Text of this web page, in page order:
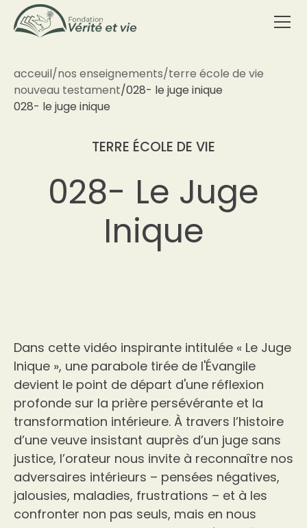
acceuil/nos enseignements/terre école de vie
nouveau testament/028- le juge inique
028- le juge inique
TERRE ÉCOLE DE VIE
028- Le Juge
Inique
Dans cette vidéo inspirante intitulée « Le Juge
Inique », une parabole tirée de l'Évangile
devient le point de départ d'une réflexion
profonde sur la prière persévérante et la
transformation intérieure. À travers l’histoire
d’une veuve insistant auprès d’un juge sans
justice, l’orateur nous invite à reconnaître nos
adversaires intérieurs – pensées négatives,
jalousies, maladies, frustrations – et à les
confronter non pas seuls, mais en nous